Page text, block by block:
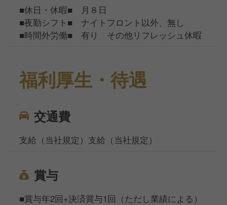
■休日・休暇■ 月８日
■夜勤シフト■ ナイトフロント以外、無し
■時間外労働■ 有り その他リフレッシュ休暇
福利厚生・待遇
交通費
支給（当社規定）支給（当社規定）
賞与
■賞与年2回+決済賞与1回（ただし業績による）